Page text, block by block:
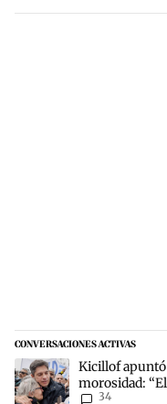
CONVERSACIONES ACTIVAS
Este listado muestra los
Un artículo de tendencia
Kicillof apuntó
morosidad:
34